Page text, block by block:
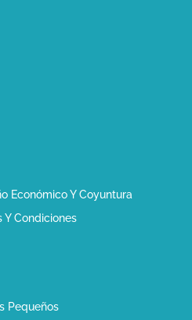
Económico Y Coyuntura
Y Condiciones
Pequeños